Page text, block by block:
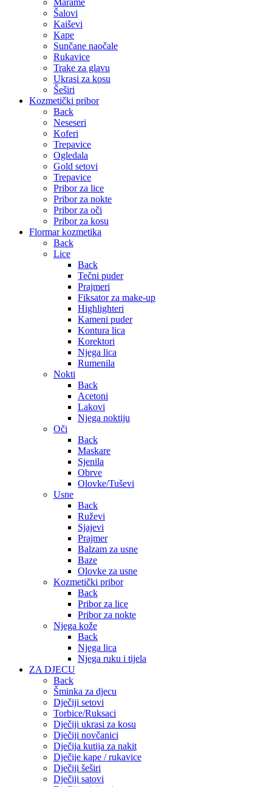
Marame
Šalovi
Kaiševi
Kape
Sunčane naočale
Rukavice
Trake za glavu
Ukrasi za kosu
Šeširi
Kozmetički pribor
Back
Neseseri
Koferi
Trepavice
Ogledala
Gold setovi
Trepavice
Pribor za lice
Pribor za nokte
Pribor za oči
Pribor za kosu
Flormar kozmetika
Back
Lice
Back
Tečni puder
Prajmeri
Fiksator za make-up
Highlighteri
Kameni puder
Kontura lica
Korektori
Njega lica
Rumenila
Nokti
Back
Acetoni
Lakovi
Njega noktiju
Oči
Back
Maskare
Sjenila
Obrve
Olovke/Tuševi
Usne
Back
Ruževi
Sjajevi
Prajmer
Balzam za usne
Baze
Olovke za usne
Kozmetički pribor
Back
Pribor za lice
Pribor za nokte
Njega kože
Back
Njega lica
Njega ruku i tijela
ZA DJECU
Back
Šminka za djecu
Dječiji setovi
Torbice/Ruksaci
Dječiji ukrasi za kosu
Dječiji novčanici
Dječija kutija za nakit
Dječije kape / rukavice
Dječiji šeširi
Dječiji satovi